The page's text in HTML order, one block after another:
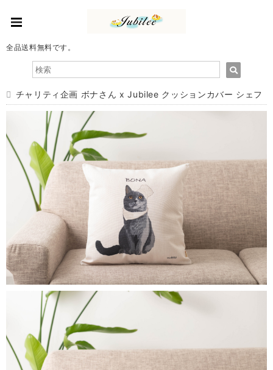
全品送料無料です。
チャリティ企画 ボナさん x Jubilee クッションカバー シェフ